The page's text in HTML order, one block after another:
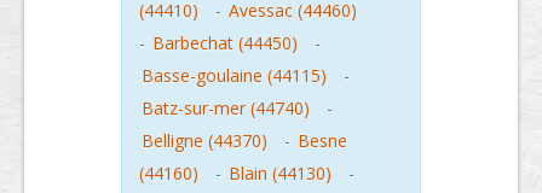
(44410)
- Avessac (44460)
- Barbechat (44450)
-
Basse-goulaine (44115)
-
Batz-sur-mer (44740)
-
Belligne (44370)
- Besne
(44160)
- Blain (44130)
-